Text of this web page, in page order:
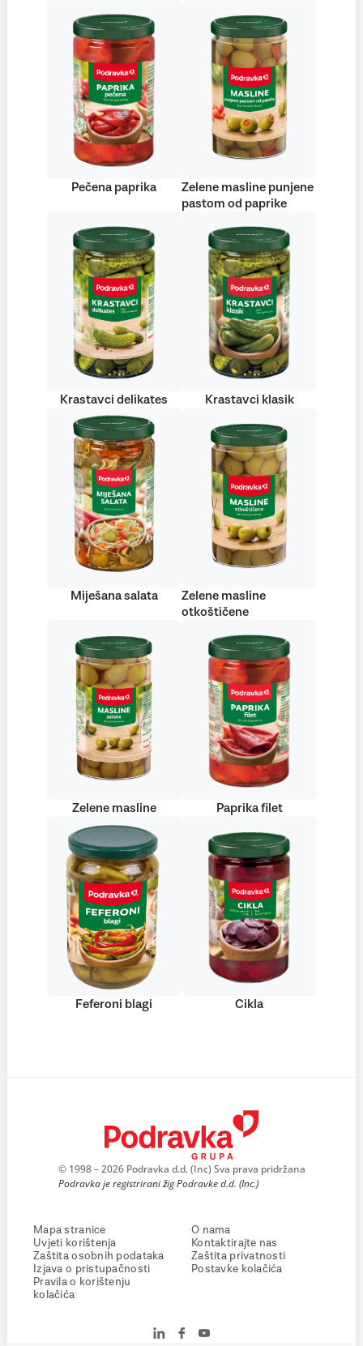
Pečena paprika
Zelene masline punjene
pastom od paprike
Krastavci delikates Krastavci klasik
Miješana salata
Zelene masline
otkoštičene
Zelene masline Paprika filet
Feferoni blagi Cikla
© 1998 – 2026 Podravka d.d. (Inc) Sva prava pridržana
Podravka je registrirani žig Podravke d.d. (Inc.)
Mapa stranice
Uvjeti korištenja
Zaštita osobnih podataka
Izjava o pristupačnosti
Pravila o korištenju
kolačića
O nama
Kontaktirajte nas
Zaštita privatnosti
Postavke kolačića